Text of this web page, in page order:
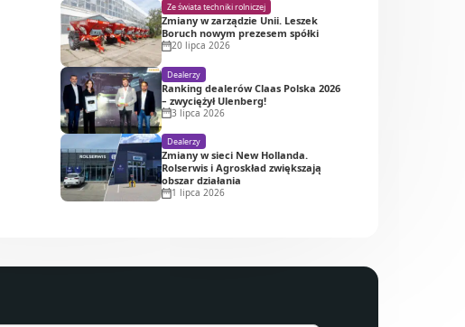
Ze świata techniki rolniczej
Zmiany w zarządzie Unii. Leszek
Boruch nowym prezesem spółki
20 lipca 2026
Dealerzy
Ranking dealerów Claas Polska 2026
– zwyciężył Ulenberg!
3 lipca 2026
Dealerzy
Zmiany w sieci New Hollanda.
Rolserwis i Agroskład zwiększają
obszar działania
1 lipca 2026